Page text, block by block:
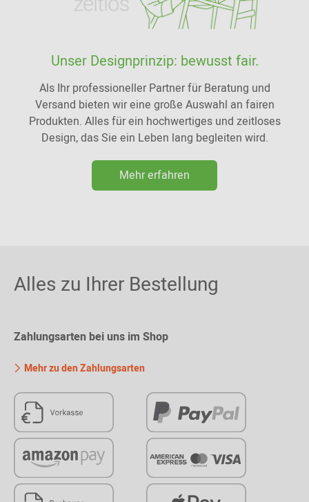
Unser Designprinzip: bewusst fair.
Als Ihr professioneller Partner für Beratung und
Versand bieten wir eine große Auswahl an fairen
Produkten. Alles für ein hochwertiges und zeitloses
Design, das Sie ein Leben lang begleiten wird.
Mehr erfahren
Alles zu Ihrer Bestellung
Zahlungsarten bei uns im Shop
Mehr zu den Zahlungsarten